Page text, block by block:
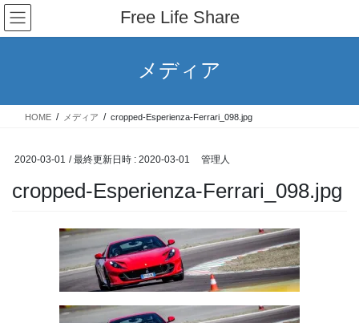
コ
ン
テ
ス
ナ
ビ
ゲ
ン
Free Life Share
メディア
HOME メディア cropped-Esperienza-Ferrari_098.jpg
2020-03-01 / 最終更新日時 : 2020-03-01 管理人
cropped-Esperienza-Ferrari_098.jpg